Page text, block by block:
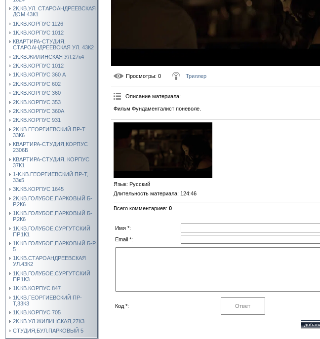
2К.КВ.УЛ. СТАРОАНДРЕЕВСКАЯ
ДОМ 43К1
1К.КВ.КОРПУС 1126
1К.КВ.КОРПУС 1012
КВАРТИРА-СТУДИЯ,
СТАРОАНДРЕЕВСКАЯ УЛ. 43К2
2К.КВ.ЖИЛИНСКАЯ УЛ.27к4
2К.КВ.КОРПУС 1012
1К.КВ.КОРПУС 360 А
2К.КВ.КОРПУС 602
2К.КВ.КОРПУС 360
2К.КВ.КОРПУС 353
2К.КВ.КОРПУС 360А
2К.КВ.КОРПУС 931
2К.КВ.ГЕОРГИЕВСКИЙ ПР-Т
33К6
КВАРТИРА-СТУДИЯ,КОРПУС
2306Б
КВАРТИРА-СТУДИЯ, КОРПУС
37К1
1-К.КВ.ГЕОРГИЕВСКИЙ ПР-Т,
33к5
3К.КВ.КОРПУС 1645
2К.КВ.ГОЛУБОЕ,ПАРКОВЫЙ Б-
Р,2К6
1К.КВ.ГОЛУБОЕ,ПАРКОВЫЙ Б-
Р,2К6
1К.КВ.ГОЛУБОЕ,СУРГУТСКИЙ
ПР.1К1
1К.КВ.ГОЛУБОЕ,ПАРКОВЫЙ Б-Р.
5
1К.КВ.СТАРОАНДРЕЕВСКАЯ
УЛ.43К2
1К.КВ.ГОЛУБОЕ,СУРГУТСКИЙ
ПР.1К3
1К.КВ.КОРПУС 847
1К.КВ.ГЕОРГИЕВСКИЙ ПР-
Т,33К3
1К.КВ.КОРПУС 705
2К.КВ.УЛ.ЖИЛИНСКАЯ,27К3
СТУДИЯ,БУЛ.ПАРКОВЫЙ 5
Просмотры: 0 Триллер
Описание материала:
Фильм Фундаменталист поневоле.
Язык: Русский
Длительность материала: 124:46
Всего комментариев: 0
Имя *:
Email *:
Код *: